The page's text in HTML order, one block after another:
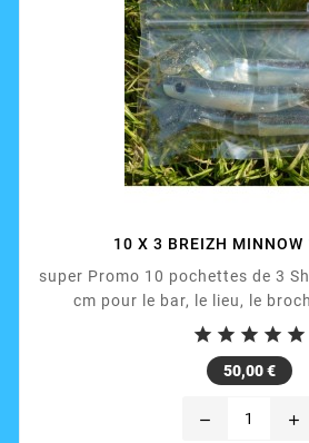
10 X 3 BREIZH MINNOW
super Promo 10 pochettes de 3
cm pour le bar, le lieu, le
    
50,00 €
remove add